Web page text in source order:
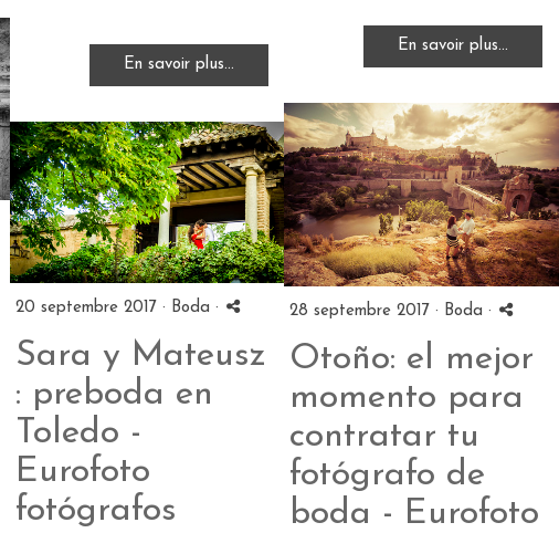
En savoir plus...
En savoir plus...
28 septembre 2017 · Boda ·
Otoño: el mejor
momento para
contratar tu
fotógrafo de
boda - Eurofoto
20 septembre 2017 · Boda ·
Sara y Mateusz
: preboda en
Toledo -
Eurofoto
fotógrafos